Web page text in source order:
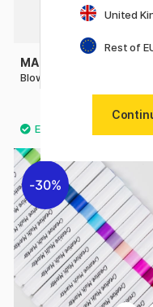
MAPED
Blow Pen Art Kit
17.90 €
30%
United
Rest of